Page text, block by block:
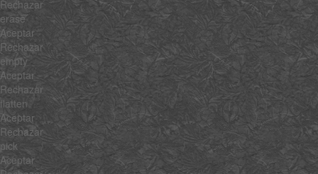
Rechazar
erase
Aceptar
Rechazar
empty
Aceptar
Rechazar
flatten
Aceptar
Rechazar
pick
Aceptar